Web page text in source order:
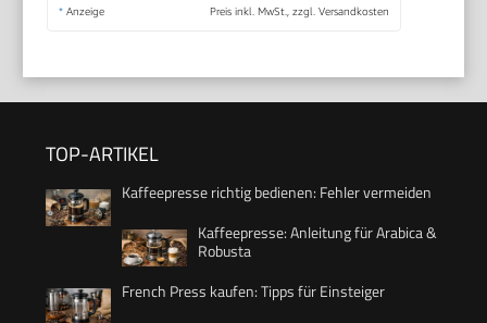
* Anzeige Preis inkl. MwSt., zzgl. Versandkosten
TOP-ARTIKEL
Kaffeepresse richtig bedienen: Fehler vermeiden
Kaffeepresse: Anleitung für Arabica &
Robusta
French Press kaufen: Tipps für Einsteiger